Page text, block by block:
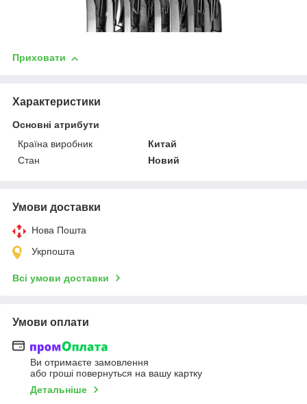
Приховати
Характеристики
Основні атрибути
Країна виробник
Китай
Стан
Новий
Умови доставки
Нова Пошта
Укрпошта
Всі умови доставки
Умови оплати
Ви отримаєте замовлення
або гроші повернуться на вашу картку
Детальніше